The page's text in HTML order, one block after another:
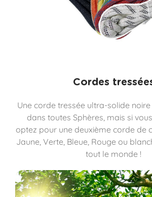
Cordes
Une corde tressée ultra-solide
dans toutes Sphères, mais si
optez pour une deuxième corde de
Jaune, Verte, Bleue, Rouge ou
tout le monde !